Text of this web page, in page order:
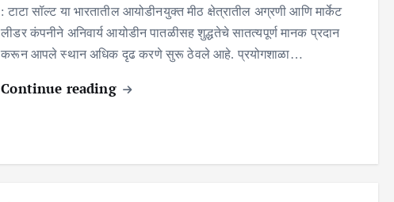
: टाटा सॉल्ट या भारतातील आयोडीनयुक्त मीठ क्षेत्रातील अग्रणी आणि मार्केट
लीडर कंपनीने अनिवार्य आयोडीन पातळीसह शुद्धतेचे सातत्यपूर्ण मानक प्रदान
करून आपले स्थान अधिक दृढ करणे सुरू ठेवले आहे. प्रयोगशाळा…
Continue reading